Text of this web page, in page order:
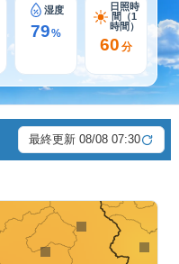
湿度
79 %
日照時
間（1
時間）
60 分
最終更新 08/08 07:30